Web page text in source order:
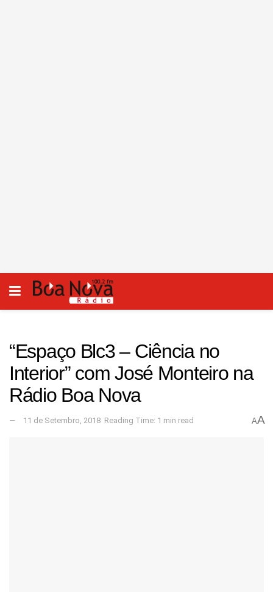
“Espaço Blc3 – Ciência no
Interior” com José Monteiro na
Rádio Boa Nova
11 de Setembro, 2018 Reading Time: 1 min read AA